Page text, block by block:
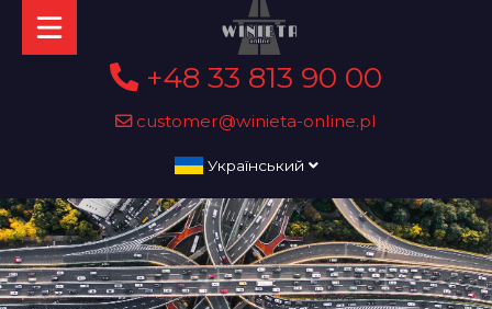
+48 33 813 90 00
customer@winieta-online.pl
Український